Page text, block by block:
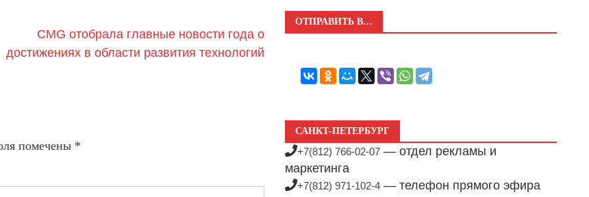
CMG отобрала главные новости года о
достижениях в области развития технологий
помечены *
ОТПРАВИТЬ В…
САНКТ-ПЕТЕРБУРГ
+7(812) 766-02-07 — отдел рекламы и
маркетинга
+7(812) 971-102-4 — телефон прямого эфира